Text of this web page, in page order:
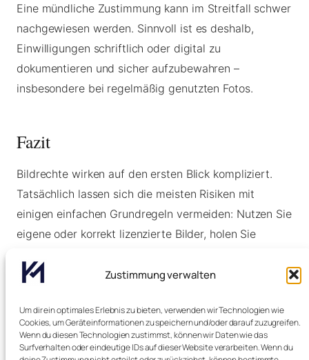
Zustimmung verwalten
Um dir ein optimales Erlebnis zu bieten, verwenden wir Technologien wie
Cookies, um Geräteinformationen zu speichern und/oder darauf zuzugreifen.
Wenn du diesen Technologien zustimmst, können wir Daten wie das
Surfverhalten oder eindeutige IDs auf dieser Website verarbeiten. Wenn du
Eine mündliche Zustimmung kann im Streitfall schwer
nachgewiesen werden. Sinnvoll ist es deshalb,
Einwilligungen schriftlich oder digital zu
dokumentieren und sicher aufzubewahren –
insbesondere bei regelmäßig genutzten Fotos.
Fazit
Bildrechte wirken auf den ersten Blick kompliziert.
Tatsächlich lassen sich die meisten Risiken mit
einigen einfachen Grundregeln vermeiden: Nutzen Sie
eigene oder korrekt lizenzierte Bilder, holen Sie
Veröffentlichung die Nutzungsrechte.
So schützen Sie nicht nur Ihre Organisation vor
unnötigen Kosten, sondern schaffen auch Vertrauen
im Umgang mit Bildern und personenbezogenen